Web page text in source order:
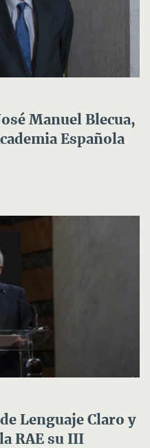
Manuel Blecua,
Española
Lenguaje Claro y
RAE su III